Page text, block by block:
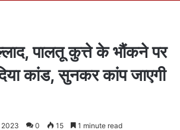
पालतू कुत्ते के भौंकने पर
कांड, सुनकर कांप जाएगी
2023 0 15 1 minute read